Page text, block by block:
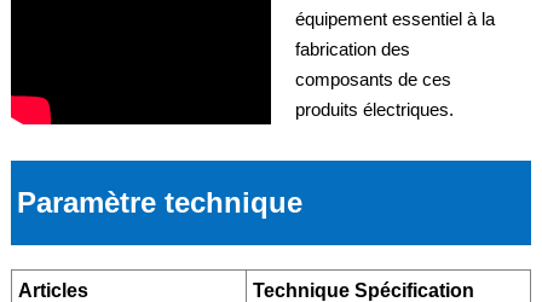
équipement essentiel à la
fabrication des
composants de ces
produits électriques.
Paramètre technique
Articles Technique Spécification